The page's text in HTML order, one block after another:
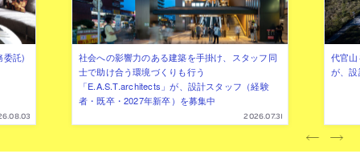
委託)
社会への影響力のある建築を手掛け、スタッフ同
士で助け合う環境づくりも行う
「E.A.S.T.architects」が、設計スタッフ（経験
者・既卒・2027年新卒）を募集中
2026.07.31
代官
が、